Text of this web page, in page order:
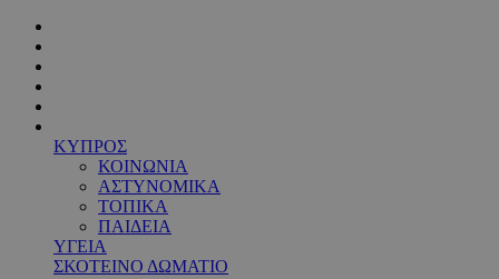
ΚΥΠΡΟΣ
ΚΟΙΝΩΝΙΑ
ΑΣΤΥΝΟΜΙΚΑ
ΤΟΠΙΚΑ
ΠΑΙΔΕΙΑ
ΥΓΕΙΑ
ΣΚΟΤΕΙΝΟ ΔΩΜΑΤΙΟ